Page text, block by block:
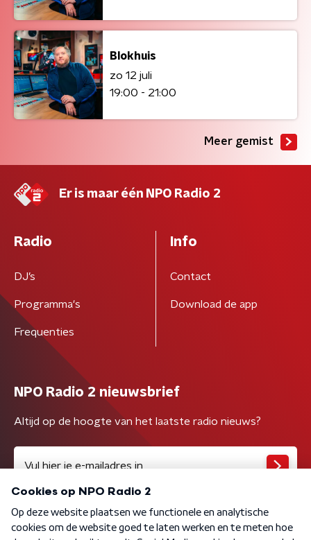
Blokhuis
zo 12 juli
19:00 - 21:00
Meer gemist
Er is maar één NPO Radio 2
Radio
DJ’s
Programma's
Frequenties
Info
Contact
Download de app
NPO Radio 2 nieuwsbrief
Altijd op de hoogte van het laatste radio nieuws?